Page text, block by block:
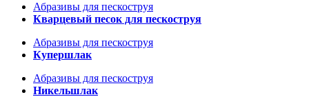
Абразивы для пескоструя
Кварцевый песок для пескоструя
Абразивы для пескоструя
Купершлак
Абразивы для пескоструя
Никельшлак